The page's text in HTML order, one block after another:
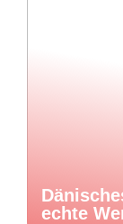
echte